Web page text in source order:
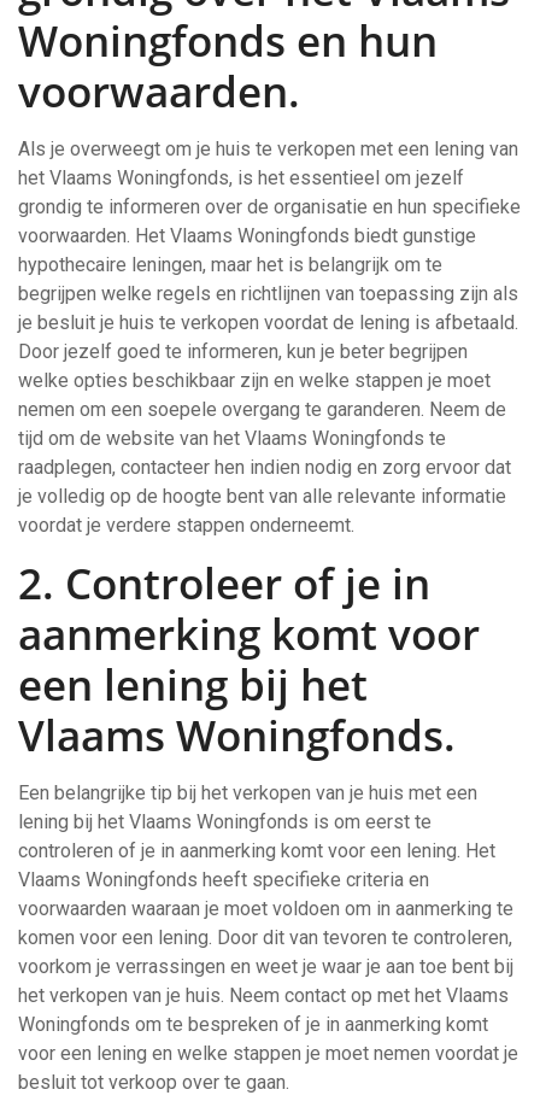
Woningfonds en hun
voorwaarden.
Als je overweegt om je huis te verkopen met een lening van
het Vlaams Woningfonds, is het essentieel om jezelf
grondig te informeren over de organisatie en hun specifieke
voorwaarden. Het Vlaams Woningfonds biedt gunstige
hypothecaire leningen, maar het is belangrijk om te
begrijpen welke regels en richtlijnen van toepassing zijn als
je besluit je huis te verkopen voordat de lening is afbetaald.
Door jezelf goed te informeren, kun je beter begrijpen
welke opties beschikbaar zijn en welke stappen je moet
nemen om een soepele overgang te garanderen. Neem de
tijd om de website van het Vlaams Woningfonds te
raadplegen, contacteer hen indien nodig en zorg ervoor dat
je volledig op de hoogte bent van alle relevante informatie
voordat je verdere stappen onderneemt.
2. Controleer of je in
aanmerking komt voor
een lening bij het
Vlaams Woningfonds.
Een belangrijke tip bij het verkopen van je huis met een
lening bij het Vlaams Woningfonds is om eerst te
controleren of je in aanmerking komt voor een lening. Het
Vlaams Woningfonds heeft specifieke criteria en
voorwaarden waaraan je moet voldoen om in aanmerking te
komen voor een lening. Door dit van tevoren te controleren,
voorkom je verrassingen en weet je waar je aan toe bent bij
het verkopen van je huis. Neem contact op met het Vlaams
Woningfonds om te bespreken of je in aanmerking komt
voor een lening en welke stappen je moet nemen voordat je
besluit tot verkoop over te gaan.